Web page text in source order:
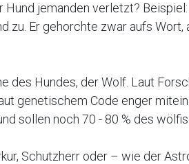
jemanden verletzt?
zu. Er gehorchte zwar aufs Wort,
des Hundes, der Wolf. Laut
genetischem Code enger
sollen noch 70 - 80 % des
Schutzherr oder – wie der